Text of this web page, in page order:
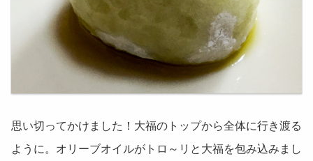
思い切ってかけました！大福のトップから全体に行き渡る
ように。オリーブオイルがトロ～リと大福を包み込みまし